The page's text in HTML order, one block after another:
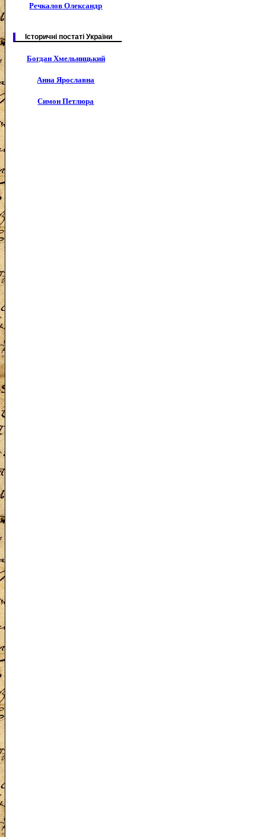
Речкалов Олександр
Історичні постаті України
Богдан Хмельницький
Анна Ярославна
Симон Петлюра